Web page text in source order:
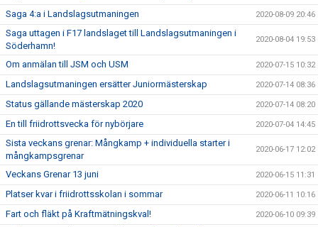
Saga 4:a i Landslagsutmaningen 2020-08-09 20:46
Saga uttagen i F17 landslaget till Landslagsutmaningen i
Söderhamn!
2020-08-04 19:53
Om anmälan till JSM och USM 2020-07-15 10:32
Landslagsutmaningen ersätter Juniormästerskap 2020-07-14 08:36
Status gällande mästerskap 2020 2020-07-14 08:20
En till friidrottsvecka för nybörjare 2020-07-04 14:45
Sista veckans grenar: Mångkamp + individuella starter i
mångkampsgrenar
2020-06-17 12:02
Veckans Grenar 13 juni 2020-06-15 11:31
Platser kvar i friidrottsskolan i sommar 2020-06-11 10:16
Fart och fläkt på Kraftmätningskval! 2020-06-10 09:39